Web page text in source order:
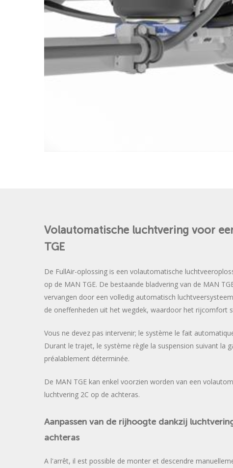
Volautomatische luchtvering voor
TGE
De FullAir-oplossing is een volautomatische
op de MAN TGE. De bestaande bladvering van de MAN
vervangen door een volledig automatisch
de oneffenheden uit het wegdek, waardoor het rijcomfort
Vous ne devez pas intervenir; le système le fait
Durant le trajet, le système règle la suspension suivant la
préalablement déterminée.
De MAN TGE kan enkel voorzien worden van een
luchtvering 2C op de achteras.
Aanpassen van de rijhoogte dankzij
achteras
A l'arrêt, il est possible de monter et descendre